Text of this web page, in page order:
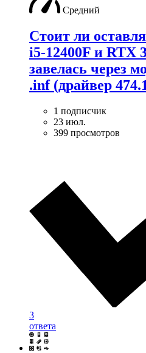
Средний
Стоит ли
i5-12400F и RTX
завелась через
.inf (драйвер
1 подписчик
23 июл.
399 просмотров
3
ответа